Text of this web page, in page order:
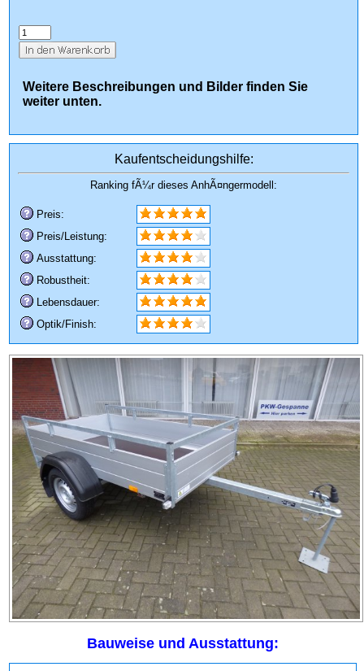
Weitere Beschreibungen und Bilder finden Sie
weiter unten.
Kaufentscheidungshilfe:
Ranking fÃ¼r dieses AnhÃ¤ngermodell:
Preis:
Preis/Leistung:
Ausstattung:
Robustheit:
Lebensdauer:
Optik/Finish:
Bauweise und Ausstattung: